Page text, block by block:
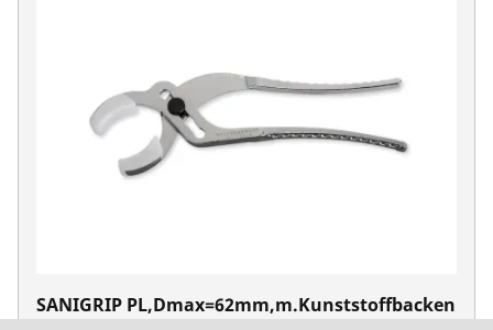
SANIGRIP PL,Dmax=62mm,m.Kunststoffbacken